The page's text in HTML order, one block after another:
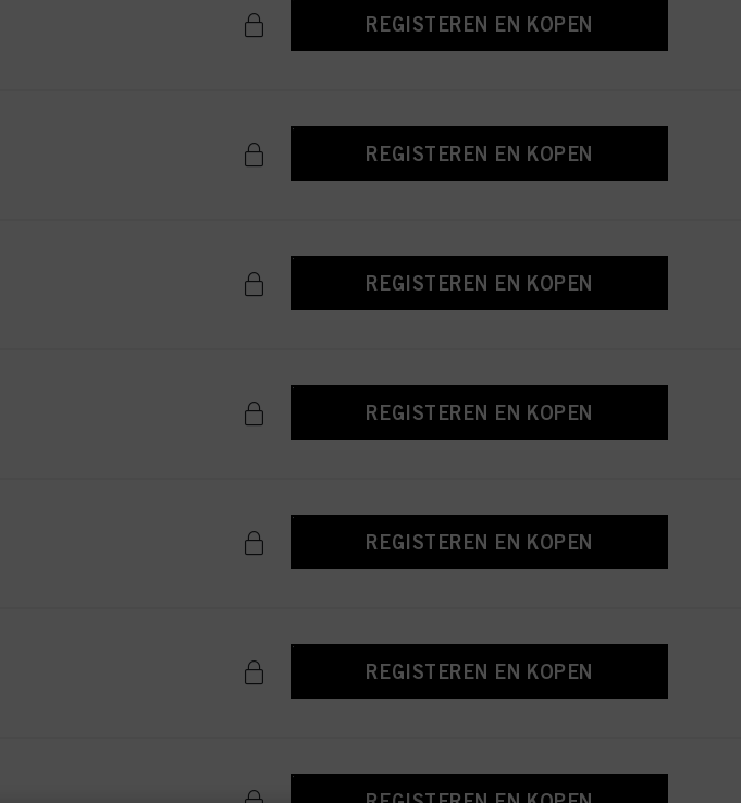
REGISTEREN EN KOPEN
REGISTEREN EN KOPEN
REGISTEREN EN KOPEN
REGISTEREN EN KOPEN
REGISTEREN EN KOPEN
REGISTEREN EN KOPEN